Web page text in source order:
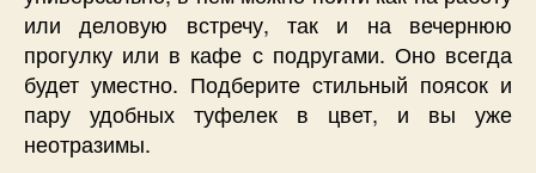
или деловую встречу, так и на вечернюю
прогулку или в кафе с подругами. Оно всегда
будет уместно. Подберите стильный поясок и
пару удобных туфелек в цвет, и вы уже
неотразимы.